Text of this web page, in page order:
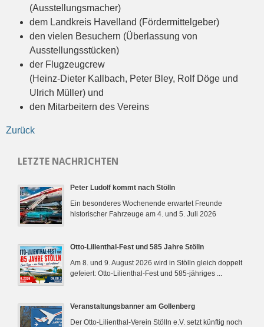
(Ausstellungsmacher)
dem Landkreis Havelland (Fördermittelgeber)
den vielen Besuchern (Überlassung von
Ausstellungsstücken)
der Flugzeugcrew
(Heinz-Dieter Kallbach, Peter Bley, Rolf Döge und
Ulrich Müller) und
den Mitarbeitern des Vereins
Zurück
LETZTE NACHRICHTEN
Peter Ludolf kommt nach Stölln
Ein besonderes Wochenende erwartet Freunde
historischer Fahrzeuge am 4. und 5. Juli 2026
Otto-Lilienthal-Fest und 585 Jahre Stölln
Am 8. und 9. August 2026 wird in Stölln gleich doppelt
gefeiert: Otto-Lilienthal-Fest und 585-jähriges ...
Veranstaltungsbanner am Gollenberg
Der Otto-Lilienthal-Verein Stölln e.V. setzt künftig noch